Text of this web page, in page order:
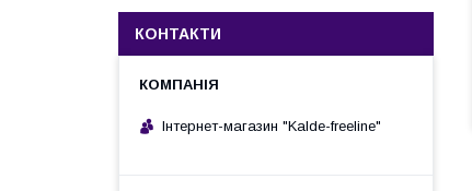
КОНТАКТИ
Інтернет-магазин "Kalde-freeline"